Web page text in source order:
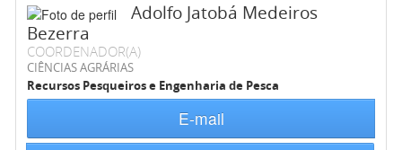
Adolfo Jatobá Medeiros
Bezerra
COORDENADOR(A)
CIÊNCIAS AGRÁRIAS
Recursos Pesqueiros e Engenharia de Pesca
E-mail